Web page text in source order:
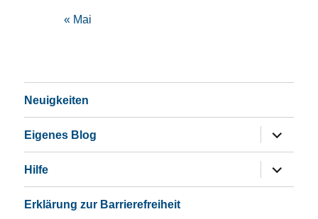
« Mai
Neuigkeiten
Eigenes Blog
öffnen
Hilfe
öffnen
Erklärung zur Barrierefreiheit